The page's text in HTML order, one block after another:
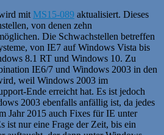
mit MS15-089 aktualisiert. Dieses
von denen zehn
Die Schwachstellen betreffen
von IE7 auf Windows Vista bis
8.1 RT und Windows 10. Zu
IE6/7 und Windows 2003 in den
weil Windows 2003 im
Ende erreicht hat. Es ist jedoch
2003 ebenfalls anfällig ist, da jedes
Jahr 2015 auch Fixes für IE unter
ist nur eine Frage der Zeit, bis ein